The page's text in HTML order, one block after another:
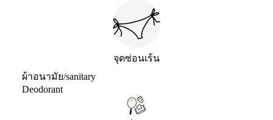
จุดซ่อนเร้น
ผ้าอนามัย/sanitary
Deodorant